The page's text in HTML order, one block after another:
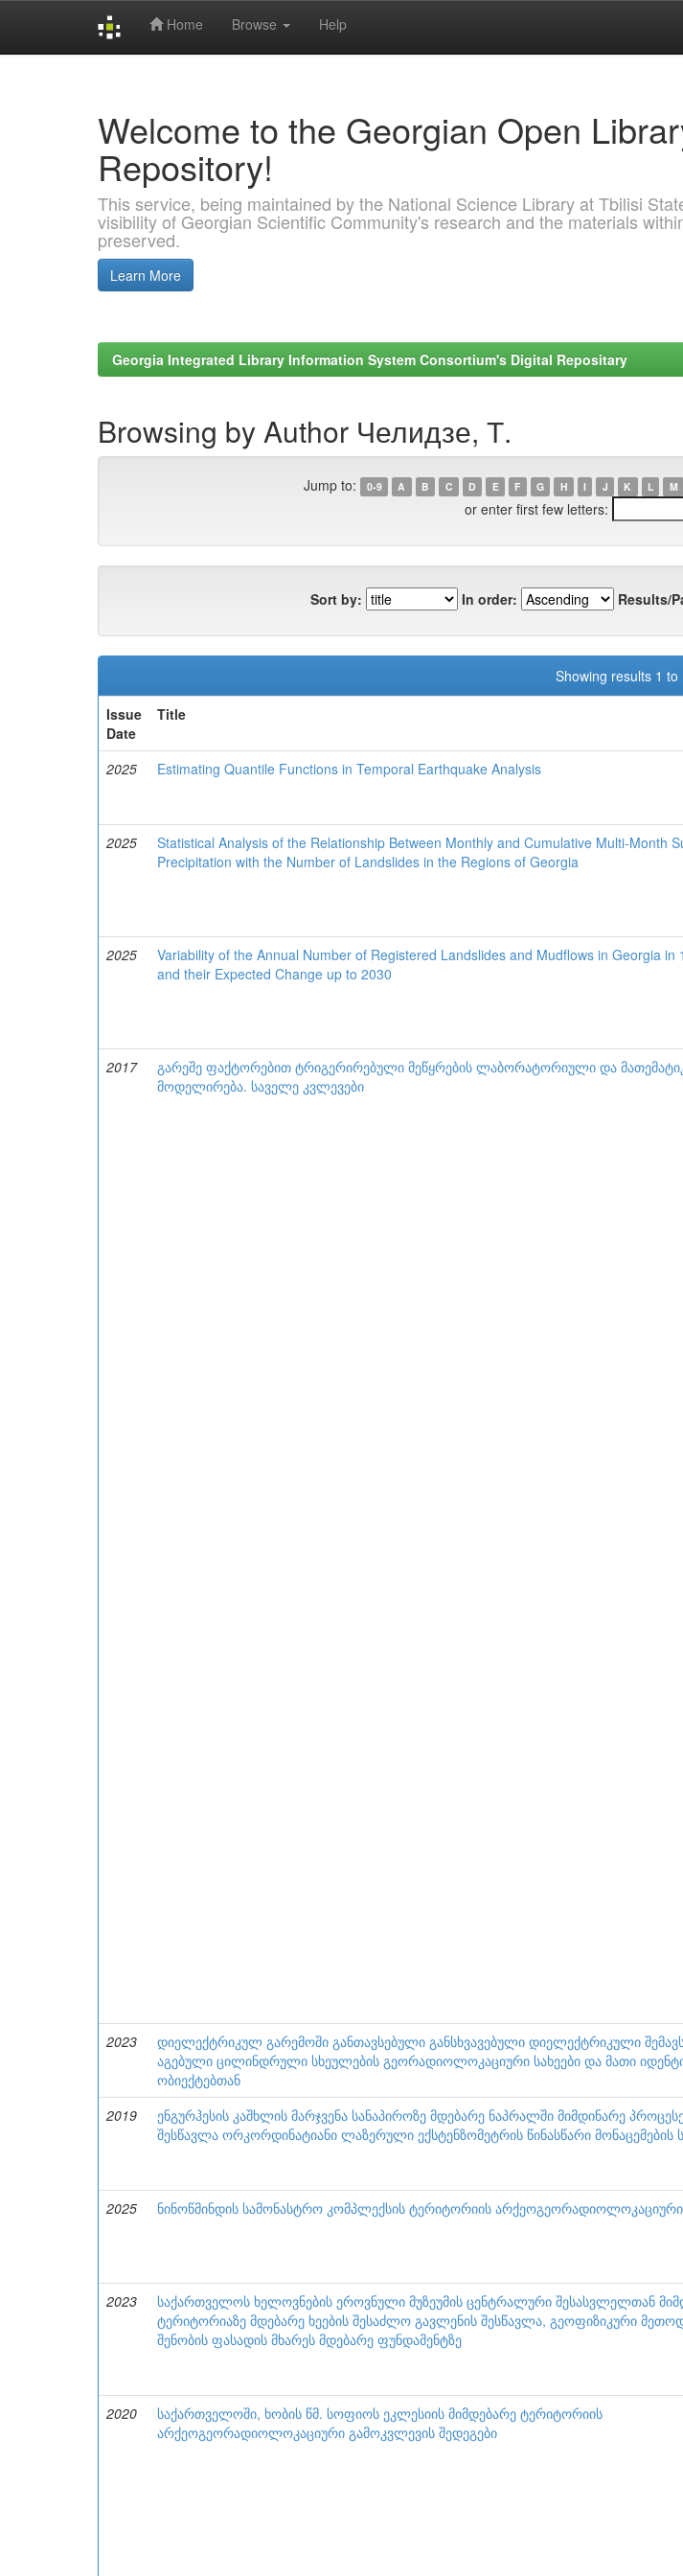
Home Browse Help
Welcome to the Georgian Open
Repository!
This service, being maintained by the National Science Library at Tbilisi
visibility of Georgian Scientific Community's research and the materials
preserved.
Learn More
Georgia Integrated Library Information System Consortium's Digital Repositary
Browsing by Author Челидзе, Т.
Jump to: 0-9 A B C D E F G H I J K L M
or enter first few letters:
Sort by: In order: Results/
Showing results 1 to
Issue
Date
Title
2025 Estimating Quantile Functions in Temporal Earthquake Analysis
2025
Statistical Analysis of the Relationship Between Monthly and Cumulative Multi-Month
Precipitation with the Number of Landslides in the Regions of Georgia
2025
Variability of the Annual Number of Registered Landslides and Mudflows in Georgia in
and their Expected Change up to 2030
2017
გარეშე ფაქტორებით ტრიგერირებული მეწყრების ლაბორატორიული და
მოდელირება. საველე კვლევები
2023
დიელექტრიკულ გარემოში განთავსებული განსხვავებული დიელექტრიკული
აგებული ცილინდრული სხეულების გეორადიოლოკაციური სახეები და მათი
ობიექტებთან
2019
ენგურჰესის კაშხლის მარჯვენა სანაპიროზე მდებარე ნაპრალში მიმდინარე
შესწავლა ორკორდინატიანი ლაზერული ექსტენზომეტრის წინასწარი მონაცემების
2025
ნინოწმინდის სამონასტრო კომპლექსის ტერიტორიის
2023
საქართველოს ხელოვნების ეროვნული მუზეუმის ცენტრალური შესასვლელთან
ტერიტორიაზე მდებარე ხეების შესაძლო გავლენის შესწავლა, გეოფიზიკური
შენობის ფასადის მხარეს მდებარე ფუნდამენტზე
2020
საქართველოში, ხობის წმ. სოფიოს ეკლესიის მიმდებარე ტერიტორიის
არქეოგეორადიოლოკაციური გამოკვლევის შედეგები